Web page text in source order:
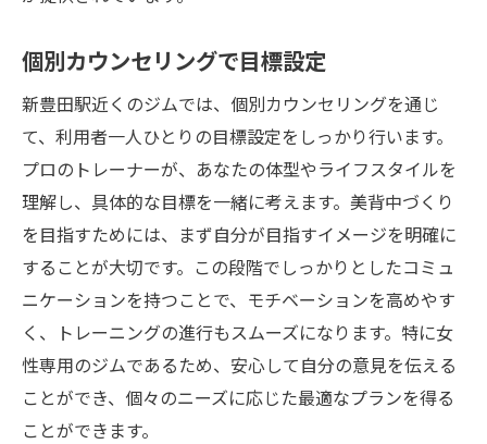
美背中づくりに特化したプログラムの特徴
効果を実感するためのアドバイス
トレーニングの効果を高める食事の取り方
予約システムと営業時間の柔軟性
トレーナーの質とサポート体制
女性専用新豊田駅からすぐ理想の背中を手に入
れるパーソナルジム
理想の背中を手に入れるためのステップ
個別指導で効率的なトレーニング
リバウンドしない体づくりの秘訣
トレーニング後のケアとストレッチ
個別カウンセリングで目標設定
新豊田駅近くのジムでは、個別カウンセリングを通じ
て、利用者一人ひとりの目標設定をしっかり行います。
プロのトレーナーが、あなたの体型やライフスタイルを
理解し、具体的な目標を一緒に考えます。美背中づくり
を目指すためには、まず自分が目指すイメージを明確に
することが大切です。この段階でしっかりとしたコミュ
ニケーションを持つことで、モチベーションを高めやす
く、トレーニングの進行もスムーズになります。特に女
性専用のジムであるため、安心して自分の意見を伝える
ことができ、個々のニーズに応じた最適なプランを得る
ことができます。